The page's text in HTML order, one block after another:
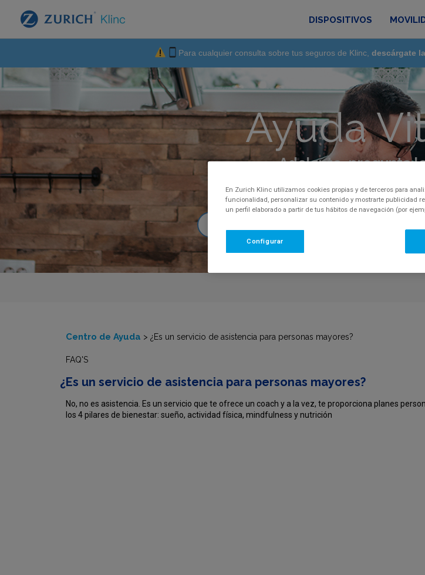
DISPOSITIVOS
Para cualquier consulta sobre tus seguros de Klinc, descárgate
Ayuda
Adelante, pregunta
Centro de Ayuda > ¿Es un servicio de asistencia para personas mayores?
FAQ'S
¿Es un servicio de asistencia para personas mayores?
No, no es asistencia. Es un servicio que te ofrece un coach y a la vez, te proporciona planes
los 4 pilares de bienestar: sueño, actividad física, mindfulness y nutrición
En Zurich Klinc utilizamos cookies propias y de terceros para
funcionalidad, personalizar su contenido y mostrarte publicidad
un perfil elaborado a partir de tus hábitos de navegación (por
Configurar